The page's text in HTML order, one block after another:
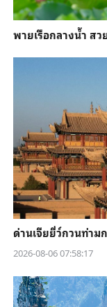
พายเรือกลางน้ำ ส
ด่านเจียยี่ว์กวนท่า
2026-08-06 07:58:17